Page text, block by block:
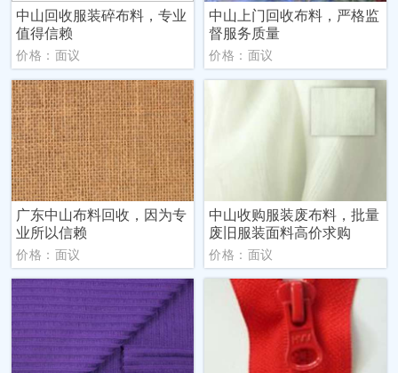
中山回收服装碎布料，专业
值得信赖
价格：面议
中山上门回收布料，严格监
督服务质量
价格：面议
广东中山布料回收，因为专
业所以信赖
价格：面议
中山收购服装废布料，批量
废旧服装面料高价求购
价格：面议